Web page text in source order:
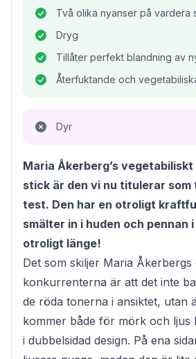
Två olika nyanser på vardera
Dryg
Tillåter perfekt blandning av
Återfuktande och
Dyr
Maria Åkerberg’s
stick är den vi nu titulerar
test. Den har en otroligt
smälter in i huden och pennan
otroligt länge!
Det som skiljer Maria
konkurrenterna är att det inte
de röda tonerna i ansiktet, utan
kommer både för mörk och ljus
i dubbelsidad design. På ena